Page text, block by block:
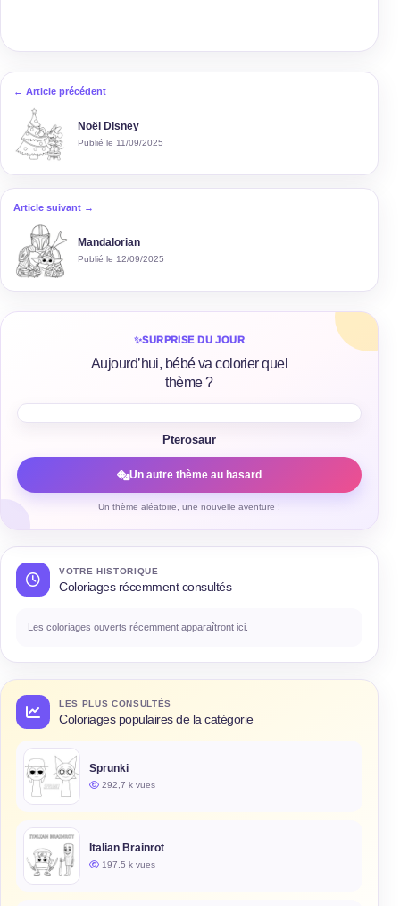
← Article précédent
Noël Disney
Publié le 11/09/2025
Article suivant →
Mandalorian
Publié le 12/09/2025
✨SURPRISE DU JOUR
Aujourd’hui, bébé va colorier quel
thème ?
Pterosaur
Un autre thème au hasard
Un thème aléatoire, une nouvelle aventure !
VOTRE HISTORIQUE
Coloriages récemment consultés
Les coloriages ouverts récemment apparaîtront ici.
LES PLUS CONSULTÉS
Coloriages populaires de la catégorie
Sprunki
292,7 k vues
Italian Brainrot
197,5 k vues